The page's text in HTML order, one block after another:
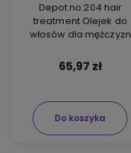
Depot no.204 hair
treatment Olejek do
włosów dla mężczyzn
65,97 zł
Do koszyka